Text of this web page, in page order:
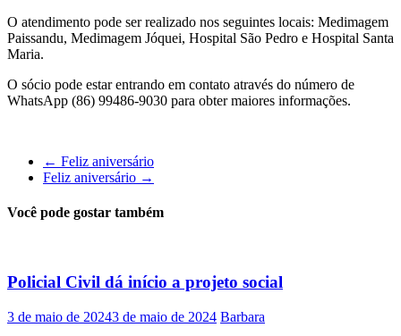
O atendimento pode ser realizado nos seguintes locais: Medimagem
Paissandu, Medimagem Jóquei, Hospital São Pedro e Hospital Santa
Maria.
O sócio pode estar entrando em contato através do número de
WhatsApp (86) 99486-9030 para obter maiores informações.
← Feliz aniversário
Feliz aniversário →
Você pode gostar também
Policial Civil dá início a projeto social
3 de maio de 20243 de maio de 2024 Barbara